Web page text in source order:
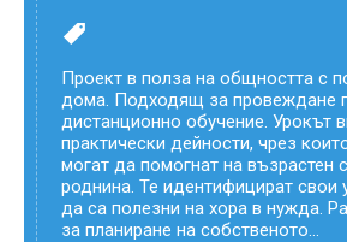
Проект в полза на общността с
дома. Подходящ за провеждане
дистанционно обучение. Урокът
практически дейности, чрез
могат да помогнат на възрастен
роднина. Те идентифицират свои
да са полезни на хора в нужда.
за планиране на собственото...